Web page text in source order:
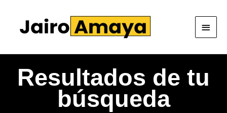
contenido
Resultados de tu
búsqueda